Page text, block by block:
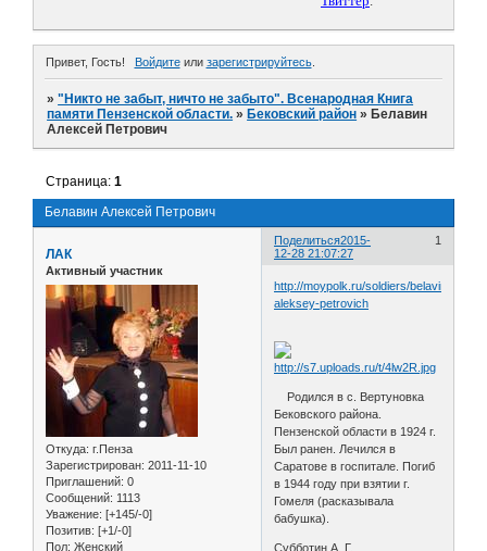
Привет, Гость! Войдитеили зарегистрируйтесь.
»"Никто не забыт, ничто не забыто". Всенародная Книга
памяти Пензенской области. » Бековский район » Белавин
Алексей Петрович
Белавин Алексей Петрович
Страница:1
Поделиться 1
2015-
12-28 21:07:27
ЛАК
Активный участник
Откуда: г.Пенза
Зарегистрирован: 2011-11-10
Приглашений: 0
Сообщений: 1113
Уважение: [+145/-0]
Позитив: [+1/-0]
Пол: Женский
http://moypolk.ru/soldiers/belavin-
aleksey-petrovich
Родился в с. Вертуновка
Бековского района.
Пензенской области в 1924 г.
Был ранен. Лечился в
Саратове в госпитале. Погиб
в 1944 году при взятии г.
Гомеля (расказывала
бабушка).
Субботин А. Г.